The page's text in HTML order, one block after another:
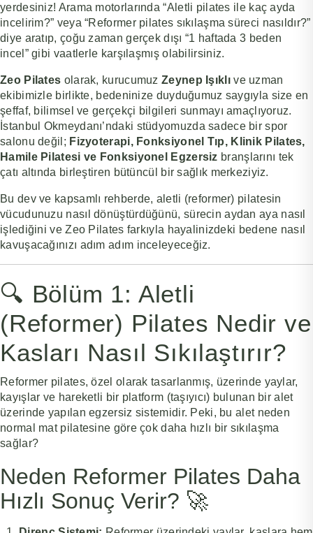
yerdesiniz! Arama motorlarında “Aletli pilates ile kaç ayda
incelirim?” veya “Reformer pilates sıkılaşma süreci nasıldır?”
diye aratıp, çoğu zaman gerçek dışı “1 haftada 3 beden
incel” gibi vaatlerle karşılaşmış olabilirsiniz.
Zeo Pilates olarak, kurucumuzZeynep Işıklıve uzman
ekibimizle birlikte, bedeninize duyduğumuz saygıyla size en
şeffaf, bilimsel ve gerçekçi bilgileri sunmayı amaçlıyoruz.
İstanbul Okmeydanı’ndaki stüdyomuzda sadece bir spor
salonu değil; Fizyoterapi, Fonksiyonel Tıp, Klinik Pilates,
Hamile Pilatesi ve Fonksiyonel Egzersiz branşlarını tek
çatı altında birleştiren bütüncül bir sağlık merkeziyiz.
Bu dev ve kapsamlı rehberde, aletli (reformer) pilatesin
vücudunuzu nasıl dönüştürdüğünü, sürecin aydan aya nasıl
işlediğini ve Zeo Pilates farkıyla hayalinizdeki bedene nasıl
kavuşacağınızı adım adım inceleyeceğiz.
🔍 Bölüm 1: Aletli
(Reformer) Pilates Nedir ve
Kasları Nasıl Sıkılaştırır?
Reformer pilates, özel olarak tasarlanmış, üzerinde yaylar,
kayışlar ve hareketli bir platform (taşıyıcı) bulunan bir alet
üzerinde yapılan egzersiz sistemidir. Peki, bu alet neden
normal mat pilatesine göre çok daha hızlı bir sıkılaşma
sağlar?
Neden Reformer Pilates Daha
Hızlı Sonuç Verir? 🚀